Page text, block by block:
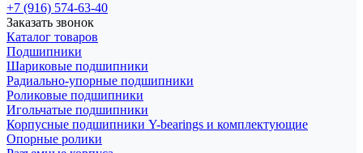
+7 (916) 574-63-40
Заказать звонок
Каталог товаров
Подшипники
Шариковые подшипники
Радиально-упорные подшипники
Роликовые подшипники
Игольчатые подшипники
Корпусные подшипники Y-bearings и комплектующие
Опорные ролики